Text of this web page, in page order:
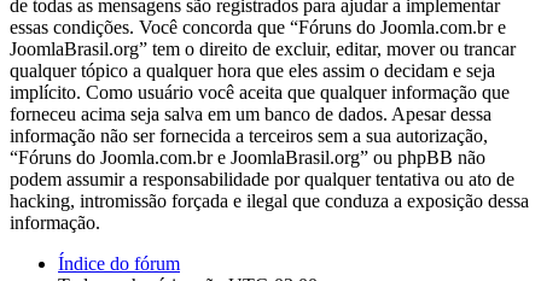
de todas as mensagens são registrados para ajudar a implementar
essas condições. Você concorda que “Fóruns do Joomla.com.br e
JoomlaBrasil.org” tem o direito de excluir, editar, mover ou trancar
qualquer tópico a qualquer hora que eles assim o decidam e seja
implícito. Como usuário você aceita que qualquer informação que
forneceu acima seja salva em um banco de dados. Apesar dessa
informação não ser fornecida a terceiros sem a sua autorização,
“Fóruns do Joomla.com.br e JoomlaBrasil.org” ou phpBB não
podem assumir a responsabilidade por qualquer tentativa ou ato de
hacking, intromissão forçada e ilegal que conduza a exposição dessa
informação.
Índice do fórum